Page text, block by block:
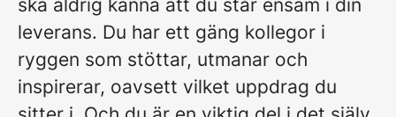
ska aldrig känna att du står ensam i din
leverans. Du har ett gäng kollegor i
ryggen som stöttar, utmanar och
inspirerar, oavsett vilket uppdrag du